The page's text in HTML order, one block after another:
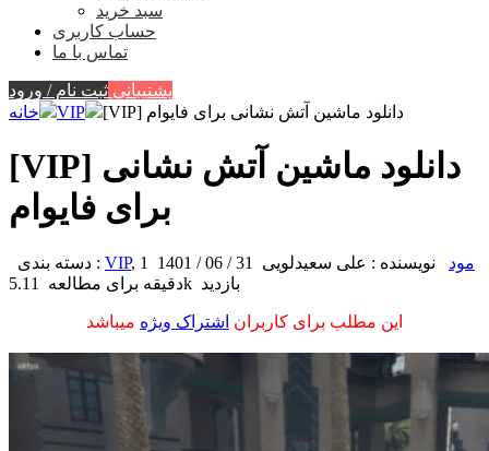
سبد خرید
حساب کاربری
تماس با ما
پشتیبانی ثبت نام / ورود
خانه
VIP [VIP] دانلود ماشین آتش نشانی برای فایوام
[VIP] دانلود ماشین آتش نشانی
برای فایوام
دسته بندی : VIP, مود نویسنده : علی سعیدلویی
1
دقیقه برای مطالعه
5.11k بازدید
این مطلب برای کاربران اشتراک ویژه میباشد